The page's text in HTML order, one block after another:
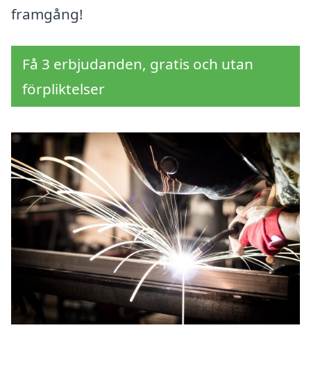
framgång!
Få 3 erbjudanden, gratis och utan
förpliktelser